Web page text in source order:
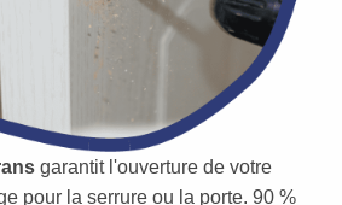
garantit l'ouverture de votre
pour la serrure ou la porte. 90 %